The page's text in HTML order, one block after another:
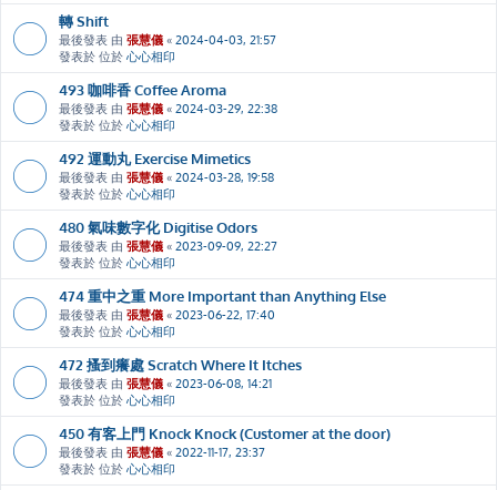
轉 Shift
最後發表 由 張慧儀 « 2024-04-03, 21:57
發表於 位於 心心相印
493 咖啡香 Coffee Aroma
最後發表 由 張慧儀 « 2024-03-29, 22:38
發表於 位於 心心相印
492 運動丸 Exercise Mimetics
最後發表 由 張慧儀 « 2024-03-28, 19:58
發表於 位於 心心相印
480 氣味數字化 Digitise Odors
最後發表 由 張慧儀 « 2023-09-09, 22:27
發表於 位於 心心相印
474 重中之重 More Important than Anything Else
最後發表 由 張慧儀 « 2023-06-22, 17:40
發表於 位於 心心相印
472 搔到癢處 Scratch Where It Itches
最後發表 由 張慧儀 « 2023-06-08, 14:21
發表於 位於 心心相印
450 有客上門 Knock Knock (Customer at the door)
最後發表 由 張慧儀 « 2022-11-17, 23:37
發表於 位於 心心相印